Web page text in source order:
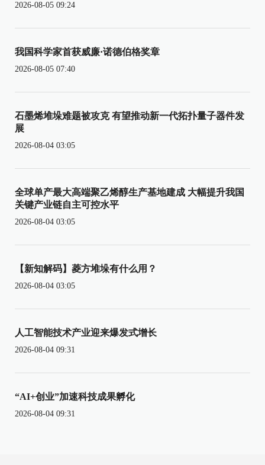
2026-08-05 09:24
我国科学家首获威廉·诺德伯格奖章
2026-08-05 07:40
石墨烯堆垛难题被攻克 有望推动新一代拓扑量子器件发
展
2026-08-04 03:05
全球单产最大高端聚乙烯醇生产基地建成 大幅提升我国
关键产业链自主可控水平
2026-08-04 03:05
【新知解码】菱方堆垛有什么用？
2026-08-04 03:05
人工智能技术产业迎来爆发式增长
2026-08-04 09:31
“AI+创业”加速科技成果孵化
2026-08-04 09:31